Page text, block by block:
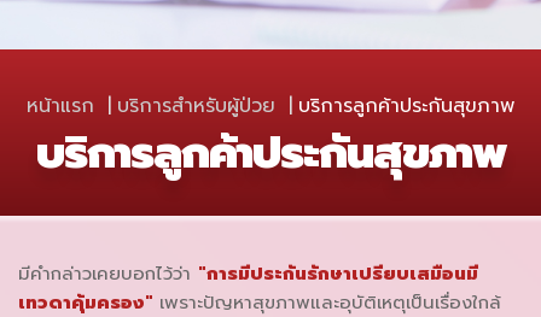
หน้าแรก บริการสำหรับผู้ป่วย บริการลูกค้าประกันสุขภาพ
บริการลูกค้าประกันสุขภาพ
มีคำกล่าวเคยบอกไว้ว่า "การมีประกันรักษาเปรียบเสมือนมี
เทวดาคุ้มครอง" เพราะปัญหาสุขภาพและอุบัติเหตุเป็นเรื่องใกล้